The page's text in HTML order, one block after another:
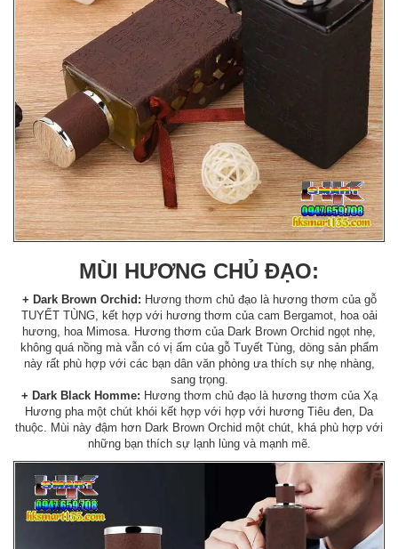
MÙI HƯƠNG CHỦ ĐẠO:
+ Dark Brown Orchid: Hương thơm chủ đạo là hương thơm của gỗ
TUYẾT TÙNG, kết hợp với hương thơm của cam Bergamot, hoa oải
hương, hoa Mimosa. Hương thơm của Dark Brown Orchid ngọt nhẹ,
không quá nồng mà vẫn có vị ấm của gỗ Tuyết Tùng, dòng sản phẩm
này rất phù hợp với các bạn dân văn phòng ưa thích sự nhẹ nhàng,
sang trọng.
+ Dark Black Homme: Hương thơm chủ đạo là hương thơm của Xạ
Hương pha một chút khói kết hợp với hợp với hương Tiêu đen, Da
thuộc. Mùi này đậm hơn Dark Brown Orchid một chút, khá phù hợp với
những bạn thích sự lạnh lùng và mạnh mẽ.